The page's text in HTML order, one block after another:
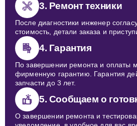
3. Ремонт техники
После диагностики инженер
стоимость, детали заказа и
4. Гарантия
По завершении ремонта и оплаты
фирменную гарантию. Гарантия
запчасти до 3 лет.
5. Сообщаем о
О завершении ремонта и